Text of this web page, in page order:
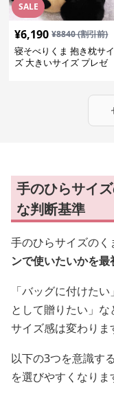
SALE
¥6,190 ¥8840(割引前)
寝そべりくま 抱き枕サイ
ズ 大きいサイズ プレゼ
手のひらサイ
な判断基準
手のひらサイズのく
ンで使いたいかを
「バッグに付けた
として贈りたい」
サイズ感は変わりま
以下の3つを意識す
を選びやすくなりま